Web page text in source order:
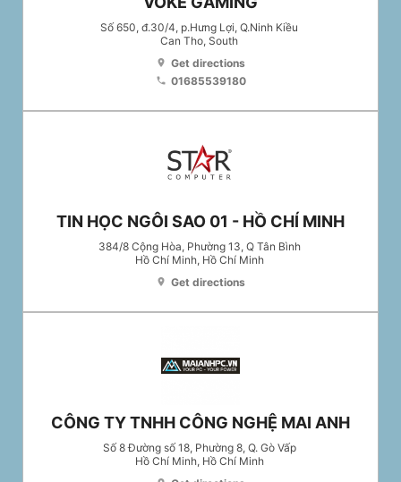
Số 650, đ.30/4, p.Hưng Lợi, Q.Ninh Kiều
Can Tho, South
location_on Get directions
phone 01685539180
TIN HỌC NGÔI SAO 01 - HỒ CHÍ MINH
384/8 Cộng Hòa, Phường 13, Q Tân Bình
Hồ Chí Minh, Hồ Chí Minh
location_on Get directions
CÔNG TY TNHH CÔNG NGHỆ MAI ANH
Số 8 Đường số 18, Phường 8, Q. Gò Vấp
Hồ Chí Minh, Hồ Chí Minh